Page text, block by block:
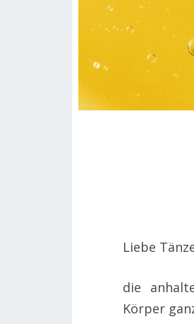
Liebe
die
Körper